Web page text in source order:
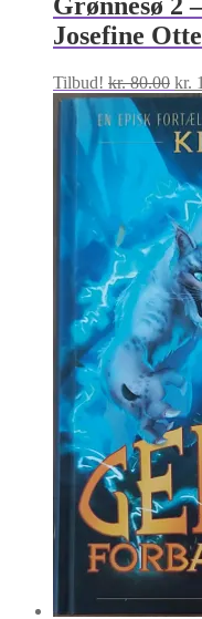
Grønnesø 2
Josefine
Tilbud! kr.80.00 Den
pris
var:
kr.
kr.